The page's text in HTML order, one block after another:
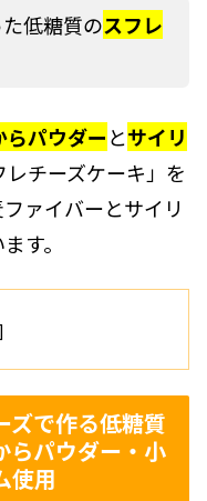
低糖質のスフレ
らパウダーとサイリ
チーズケーキ」を
ァイバーとサイリ
す。
ズで作る低糖質
らパウダー・小
使用